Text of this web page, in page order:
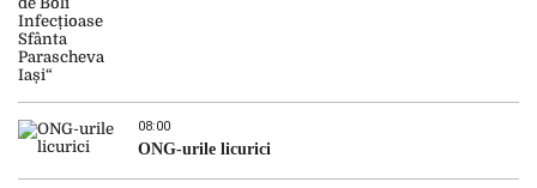
08:00
ONG-urile licurici